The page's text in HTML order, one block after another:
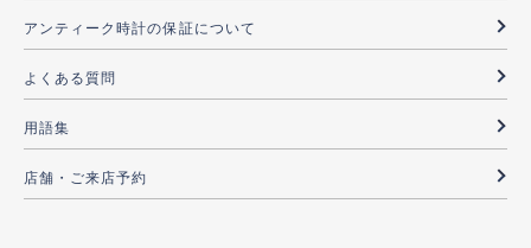
アンティーク時計の保証について
よくある質問
用語集
店舗・ご来店予約